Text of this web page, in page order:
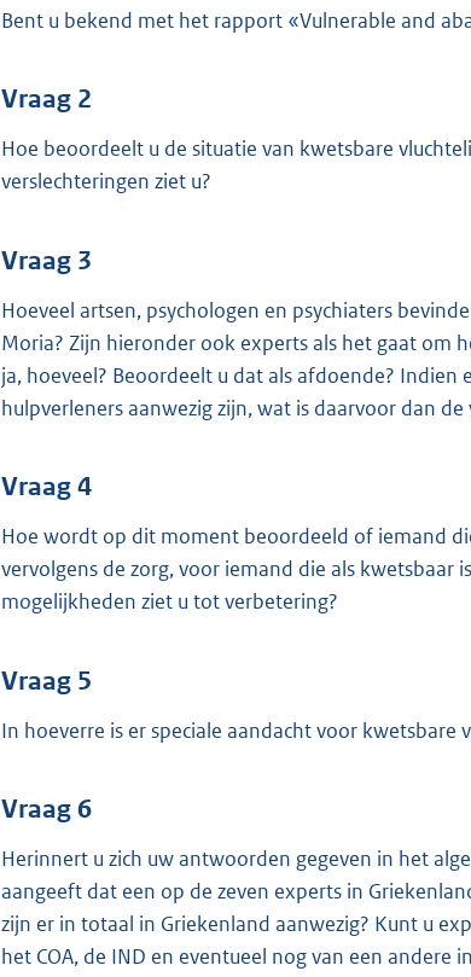
Bent u bekend met het rapport «Vulnerable and
Vraag 2
Hoe beoordeelt u de situatie van kwetsbare
verslechteringen ziet u?
Vraag 3
Hoeveel artsen, psychologen en psychiaters
Moria? Zijn hieronder ook experts als het gaat om
ja, hoeveel? Beoordeelt u dat als afdoende?
hulpverleners aanwezig zijn, wat is daarvoor dan de
Vraag 4
Hoe wordt op dit moment beoordeeld of iemand
vervolgens de zorg, voor iemand die als kwetsbaar
mogelijkheden ziet u tot verbetering?
Vraag 5
In hoeverre is er speciale aandacht voor
Vraag 6
Herinnert u zich uw antwoorden gegeven in het
aangeeft dat een op de zeven experts in
zijn er in totaal in Griekenland aanwezig? Kunt u
het COA, de IND en eventueel nog van een